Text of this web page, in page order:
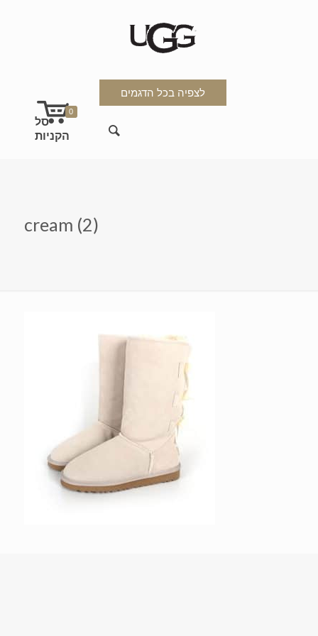
לצפיה בכל הדגמים
0
cream (2)